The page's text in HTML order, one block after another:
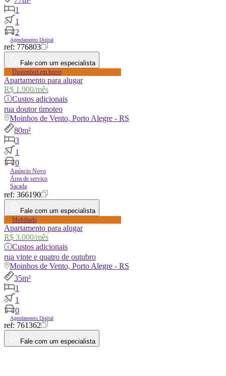
1
1
2
Agendamento Digital
ref: 776803
Fale com um especialista
Disponível em breve
Apartamento para alugar
R$ 1.900/mês
ⓘCustos adicionais
rua doutor timoteo
Moinhos de Vento, Porto Alegre - RS
80m²
3
1
0
Anúncio Novo
Área de serviço
Sacada
ref: 366190
Fale com um especialista
Mobiliado
Apartamento para alugar
R$ 3.000/mês
ⓘCustos adicionais
rua vinte e quatro de outubro
Moinhos de Vento, Porto Alegre - RS
35m²
1
1
0
Agendamento Digital
ref: 761362
Fale com um especialista